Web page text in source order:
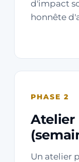
d'impact
honnête
PHASE 2
Atelier
Un atelier